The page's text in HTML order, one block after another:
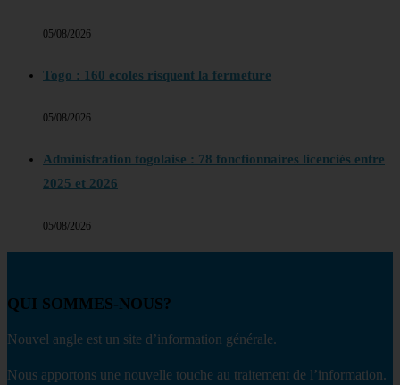
05/08/2026
Togo : 160 écoles risquent la fermeture
05/08/2026
Administration togolaise : 78 fonctionnaires licenciés entre
2025 et 2026
05/08/2026
QUI SOMMES-NOUS?
Nouvel angle est un site d’information générale.
Nous apportons une nouvelle touche au traitement de l’information.